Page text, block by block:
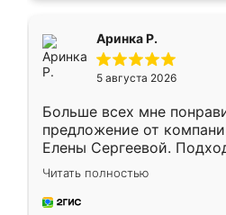
Аринка Р.
5 августа 2026
Больше всех мне
предложение от
Елены Сергеевой.
короткие сроки
для замера сотрудник
предложил по моему
Читать полностью